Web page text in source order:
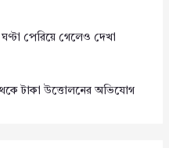
পেরিয়ে গেলেও দেখা
টাকা উত্তোলনের অভিযোগ